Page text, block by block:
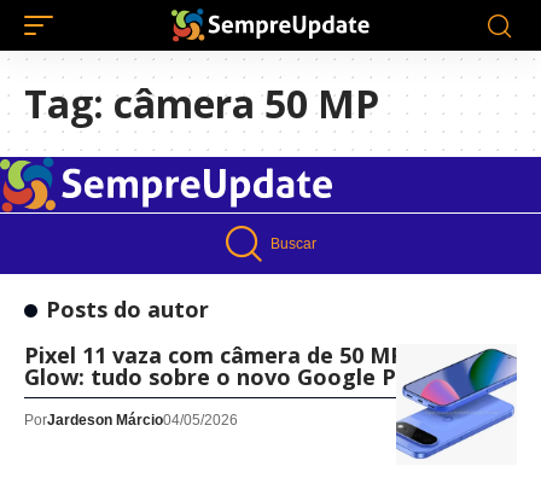
Tag: câmera 50 MP
Buscar
Posts do autor
Pixel 11 vaza com câmera de 50 MP e Pixel
Glow: tudo sobre o novo Google Pixel
PorJardeson Márcio04/05/2026